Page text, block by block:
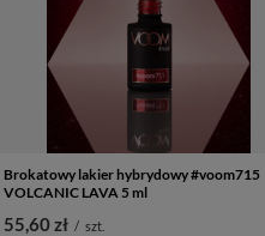
Brokatowy lakier hybrydowy #voom715
VOLCANIC LAVA 5 ml
55,60 zł / szt.